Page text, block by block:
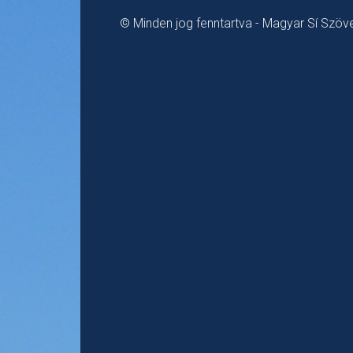
© Minden jog fenntartva - Magyar Sí